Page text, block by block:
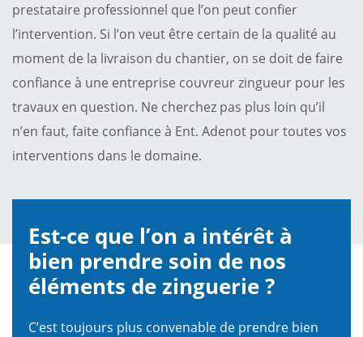
prestataire professionnel que l’on peut confier
l’intervention. Si l’on veut être certain de la qualité au
moment de la livraison du chantier, on se doit de faire
confiance à une entreprise couvreur zingueur pour les
travaux en question. Ne cherchez pas plus loin qu’il
n’en faut, faite confiance à Ent. Adenot pour toutes vos
interventions dans le domaine.
Est-ce que l’on a intérêt à
bien prendre soin de nos
éléments de zinguerie ?
C’est toujours plus convenable de prendre bien